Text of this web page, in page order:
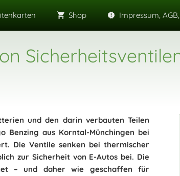
Shop Impressum,
und den darin verbauten Teilen
Benzing aus Korntal-Münchingen bei
Die Ventile senken bei thermischer
zur Sicherheit von E-Autos bei. Die
– und daher wie geschaffen für